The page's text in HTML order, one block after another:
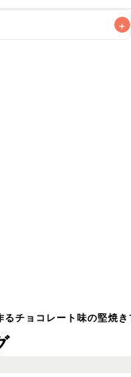
+
べくお早めにお召
るチョコレート味の堅焼